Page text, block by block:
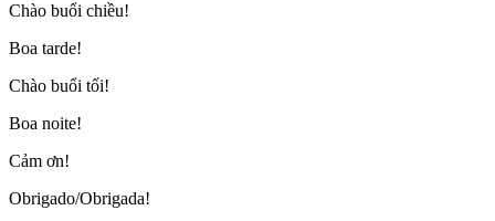
Chào buổi chiều!
Boa tarde!
Chào buổi tối!
Boa noite!
Cảm ơn!
Obrigado/Obrigada!